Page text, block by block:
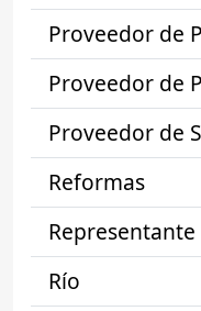
Proveedor de
Proveedor de
Proveedor de
Reformas
Río